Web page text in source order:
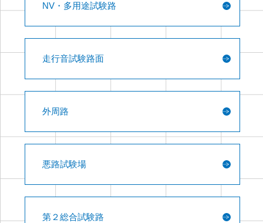
NV・多用途試験路
走行音試験路面
外周路
悪路試験場
第２総合試験路